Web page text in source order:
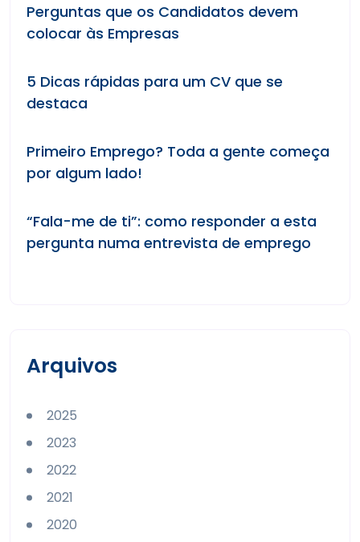
Perguntas que os Candidatos devem
colocar às Empresas
5 Dicas rápidas para um CV que se
destaca
Primeiro Emprego? Toda a gente começa
por algum lado!
“Fala-me de ti”: como responder a esta
pergunta numa entrevista de emprego
Arquivos
2025
2023
2022
2021
2020